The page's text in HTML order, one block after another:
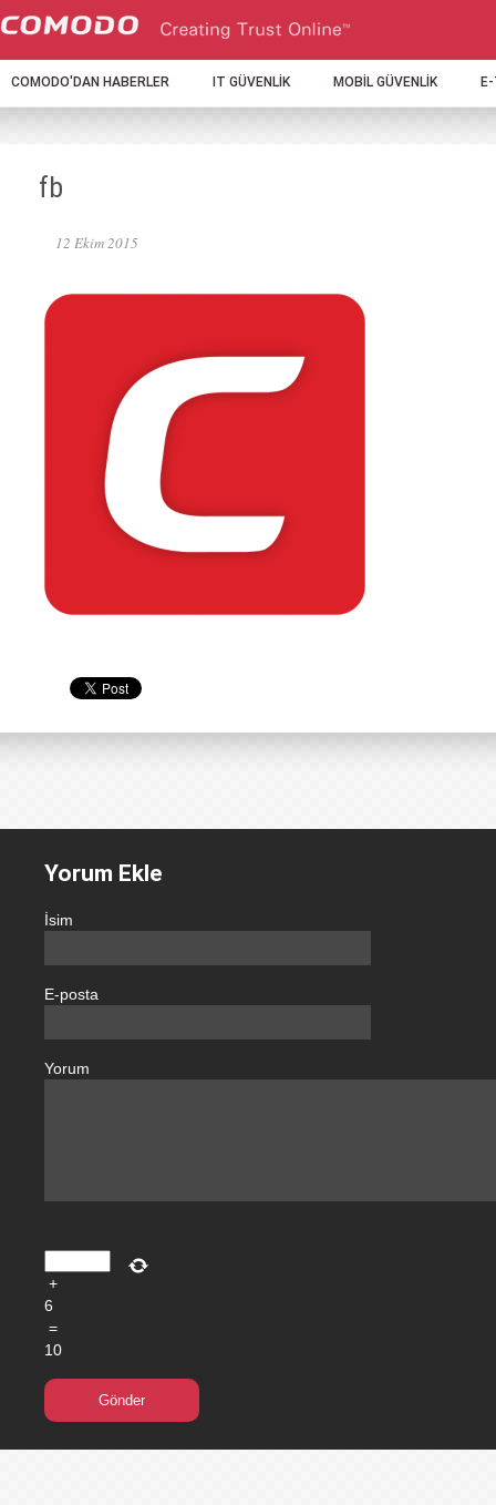
COMODO'DAN HABERLER IT GÜVENLİK MOBİL GÜVENLİK
fb
12 Ekim 2015
Yorum Ekle
İsim
E-posta
Yorum
+
6
=
10